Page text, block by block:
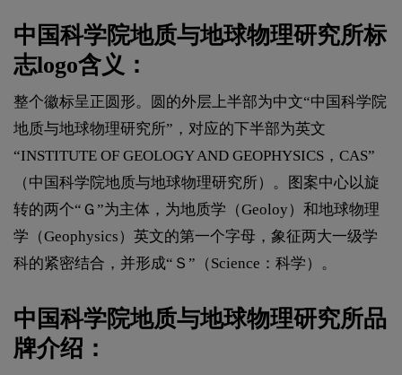
中国科学院地质与地球物理研究所标
志logo含义：
整个徽标呈正圆形。圆的外层上半部为中文“中国科学院
地质与地球物理研究所”，对应的下半部为英文
“INSTITUTE OF GEOLOGY AND GEOPHYSICS，CAS”
（中国科学院地质与地球物理研究所）。图案中心以旋
转的两个“Ｇ”为主体，为地质学（Geoloy）和地球物理
学（Geophysics）英文的第一个字母，象征两大一级学
科的紧密结合，并形成“Ｓ”（Science：科学）。
中国科学院地质与地球物理研究所品
牌介绍：